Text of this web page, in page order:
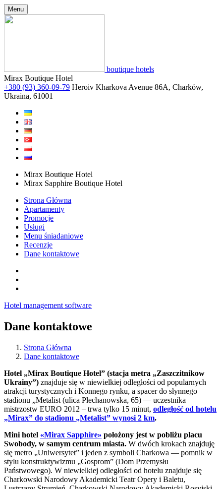
Menu
boutique hotels
Mirax Boutique Hotel
+380 (93) 360-09-79 Heroiv Kharkova Avenue 86A, Charków,
Ukraina, 61001
Mirax Boutique Hotel
Mirax Sapphire Boutique Hotel
Strona Główna
Apartamenty
Promocje
Usługi
Menu śniadaniowe
Recenzje
Dane kontaktowe
Hotel management software
Dane kontaktowe
Strona Główna
Dane kontaktowe
Hotel „Mirax Boutique Hotel” (stacja metra „Zaszczitnikow
Ukrainy”) znajduje się w niewielkiej odległości od popularnych
atrakcji turystycznych i Konnego rynku, a spacer do słynnego
stadionu „Metalist (ulica Plechanowska, 65) — uczestnika
mistrzostw EURO 2012 – trwa tylko 15 minut, odległość od hotelu
„Mirax” do stadionu „Metalist” wynosi 2 km.
Mini hotel «Mirax Sapphire» położony jest w pobliżu placu
Swobody, w samym centrum miasta. W dwóch krokach znajduję
się metro „Uniwersytet” i jeden z symboli Charkowa — pomnik w
stylu konstruktywizmu „Gosprom” (Dom Przemysłu
Państwowego). W niewielkiej odległości od hotelu znajduje się
Charkowski Narodowy Akademicki Teatr Opery i Baletu,